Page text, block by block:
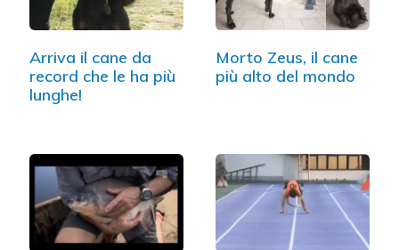
Arriva il cane da
record che le ha più
lunghe!
Morto Zeus, il cane
più alto del mondo